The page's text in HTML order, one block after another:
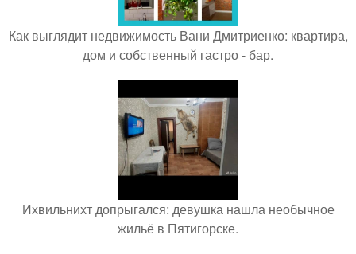
Как выглядит недвижимость Вани Дмитриенко: квартира,
дом и собственный гастро - бар.
Ихвильнихт допрыгался: девушка нашла необычное
жильё в Пятигорске.